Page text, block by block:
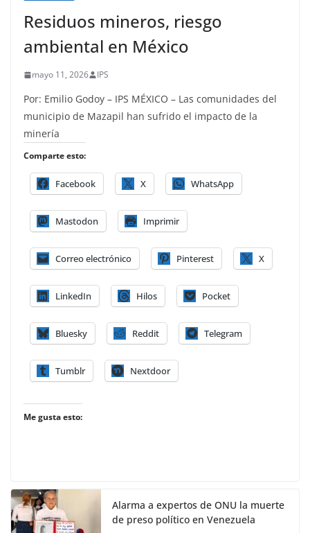
Residuos mineros, riesgo
ambiental en México
mayo 11, 2026 IPS
Por: Emilio Godoy – IPS MÉXICO – Las comunidades del
municipio de Mazapil han sufrido el impacto de la
minería
Comparte esto:
Facebook X WhatsApp
Mastodon Imprimir
Correo electrónico Pinterest X
LinkedIn Hilos Pocket
Bluesky Reddit Telegram
Tumblr Nextdoor
Me gusta esto:
Alarma a expertos de ONU la muerte
de preso político en Venezuela